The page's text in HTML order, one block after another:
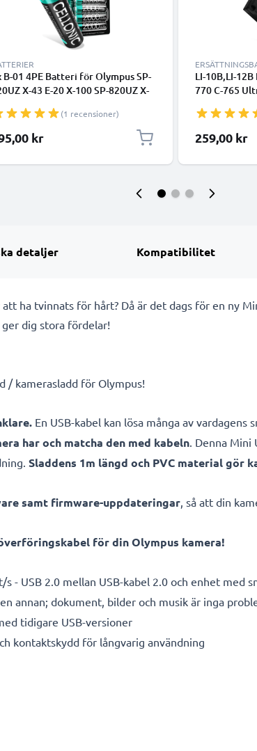
B-01 4PE Batteri för Olympus SP-
X-43 E-20 X-100 SP-820UZ X-
med lång
(1 recensioner)
kr
LI-10B,LI-
770 C-765
200 Stylus
Kamera-
batteritid
259,00 kr
detaljer Kompatibilitet
ha tvinnats för hårt? Då är det dags för en ny
dig stora fördelar!
/ kamerasladd för Olympus!
En USB-kabel kan lösa många av
har och matcha den med kabeln. Denna Mini
Sladdens 1m längd och PVC material gör
samt firmware-uppdateringar, så att din
för din Olympus kamera!
s - USB 2.0 mellan USB-kabel 2.0 och enhet med
annan; dokument, bilder och musik är inga
tidigare USB-versioner
kontaktskydd för långvarig användning